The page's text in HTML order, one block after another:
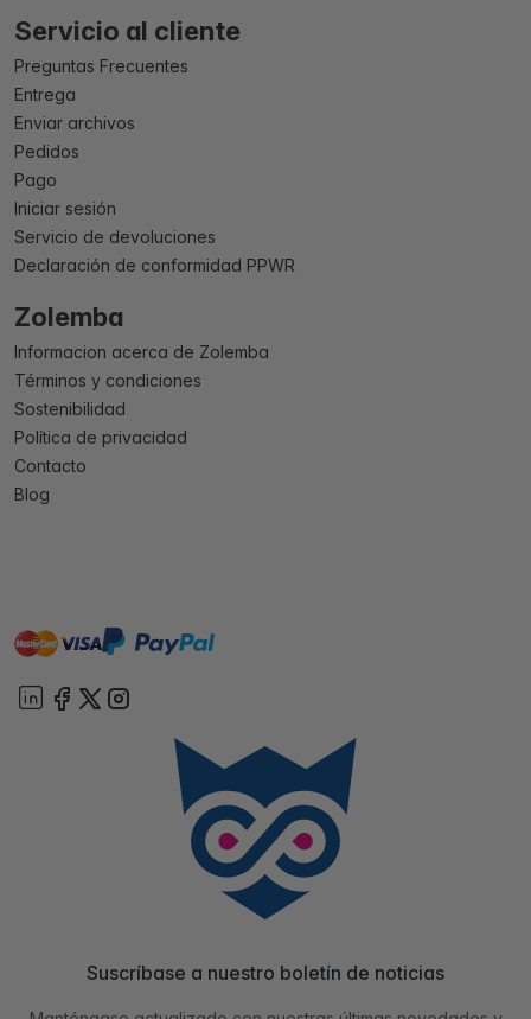
Servicio al cliente
Preguntas Frecuentes
Entrega
Enviar archivos
Pedidos
Pago
Iniciar sesión
Servicio de devoluciones
Declaración de conformidad PPWR
Zolemba
Informacion acerca de Zolemba
Términos y condiciones
Sostenibilidad
Política de privacidad
Contacto
Blog
mastervisa paypal
Suscríbase a nuestro boletín de noticias